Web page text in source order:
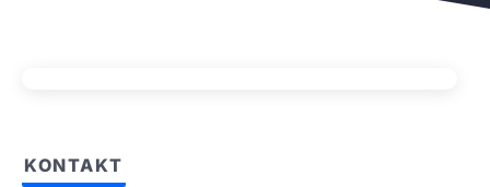
KONTAKT